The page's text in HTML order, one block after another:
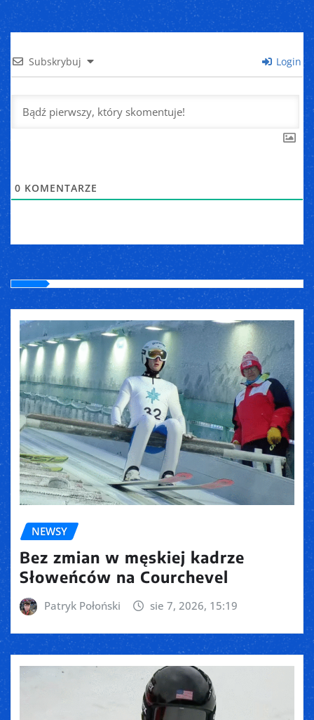
Subskrybuj Login
0 KOMENTARZE
NEWSY
Bez zmian w męskiej kadrze
Słoweńców na Courchevel
Patryk Połoński sie 7, 2026, 15:19